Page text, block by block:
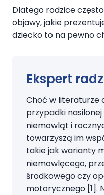
Dlatego rodzice
objawy, jakie
dziecko to na pewno
Ekspert
Choć w literaturze
przypadki
niemowląt i
towarzyszą im
takie jak warianty
niemowlęcego,
środkowego czy
motorycznego [1].